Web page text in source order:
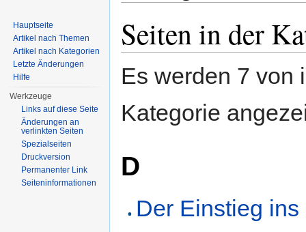
Seiten in der
Es werden 7 von
Kategorie
D
Der Einstieg
Hauptseite
Artikel nach Themen
Artikel nach Kategorien
Letzte Änderungen
Hilfe
Werkzeuge
Links auf diese Seite
Änderungen an
verlinkten Seiten
Spezialseiten
Druckversion
Permanenter Link
Seiten­informationen